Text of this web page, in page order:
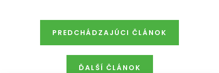
PREDCHÁDZAJÚCI ČLÁNOK
ĎALŠÍ ČLÁNOK